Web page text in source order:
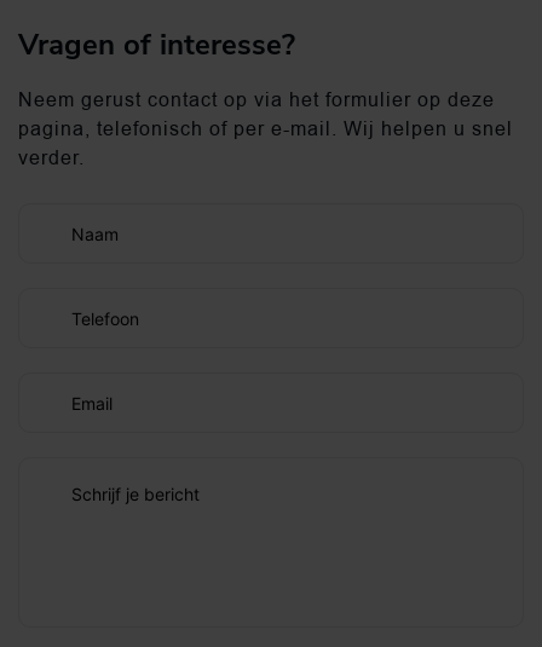
Vragen of interesse?
Neem gerust contact op via het formulier op deze
pagina, telefonisch of per e-mail. Wij helpen u snel
verder.
Naam
Telefoon
Email
Schrijf je bericht